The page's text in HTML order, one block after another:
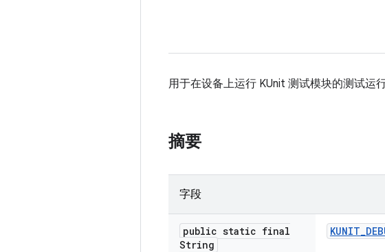
用于在设备上运行 KUnit 测试模块的测试运行
摘要
字段
public static final
String
KUNIT_